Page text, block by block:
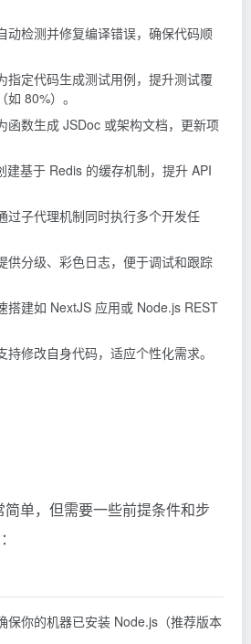
动检测并修复编译错误，确保代码顺
指定代码生成测试用例，提升测试覆
80%）。
函数生成 JSDoc 或架构文档，更新项
建基于 Redis 的缓存机制，提升 API
过子代理机制同时执行多个开发任
供分级、彩色日志，便于调试和跟踪
搭建如 NextJS 应用或 Node.js REST
持修改自身代码，适应个性化需求。
单，但需要一些前提条件和步
保你的机器已安装 Node.js（推荐版本